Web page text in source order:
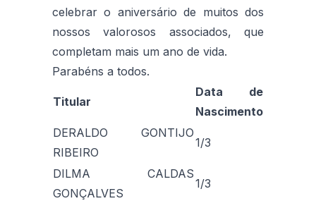
celebrar o aniversário de muitos dos
nossos valorosos associados, que
completam mais um ano de vida.
Parabéns a todos.
Titular
Data de
Nascimento
DERALDO GONTIJO
RIBEIRO
1/3
DILMA CALDAS
GONÇALVES
1/3